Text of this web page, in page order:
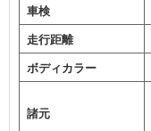
車検
走行距離
ボディカラー
諸元